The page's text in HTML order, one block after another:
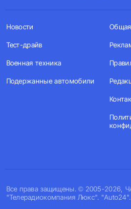
Все права защищены. © 2005-2026,
"Телерадиокомпания Люкс". "Auto24".
Новости
Тест-драйв
Военная техника
Подержанные автомобили